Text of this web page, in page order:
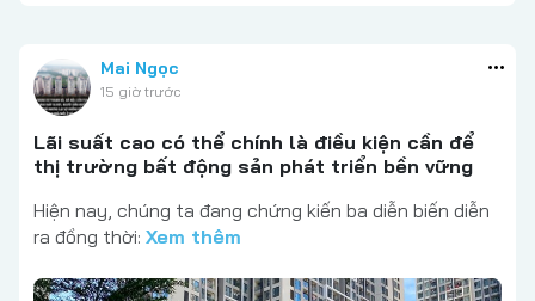
Mai Ngọc
15 giờ trước
Lãi suất cao có thể chính là điều kiện cần để
thị trường bất động sản phát triển bền vững
Hiện nay, chúng ta đang chứng kiến ba diễn biến diễn
ra đồng thời: Xem thêm